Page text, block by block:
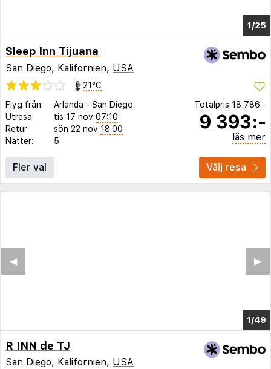
1/21
Sleep Inn Tijuana
San Diego, Kalifornien, USA
21°C
Flyg från:
Arlanda - San Diego
Utresa:
tis 17 nov 07:10
Retur:
sön 22 nov 18:00
Nätter:
5
Totalpris 18 786:-
9 393:-
läs mer
Fler val Välj resa
1/45
▶︎
◀︎
R INN de TJ
San Diego, Kalifornien, USA